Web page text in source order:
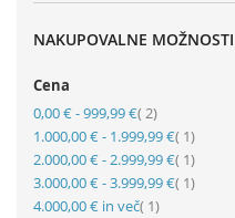
NAKUPOVALNE MOŽNOSTI
Cena
0,00 €-999,99 € 2element
1.000,00 €- 1.999,99 € 1element
2.000,00 €-2.999,99 € 1element
3.000,00 €-3.999,99 € 1element
4.000,00 € in več 1element